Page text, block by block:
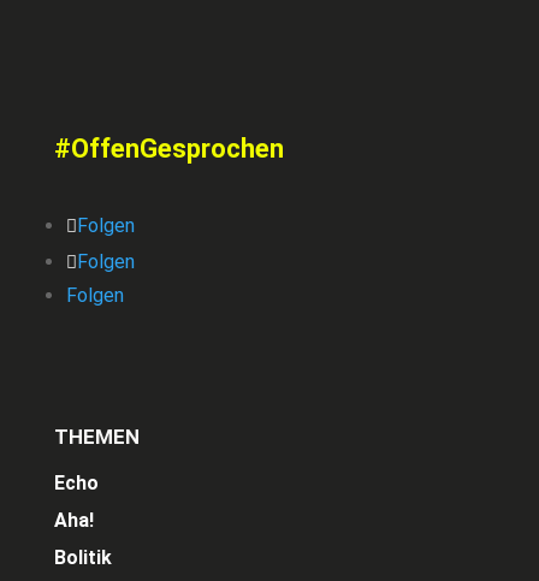
#OffenGesprochen
Folgen
Folgen
Folgen
THEMEN
Echo
Aha!
Bolitik